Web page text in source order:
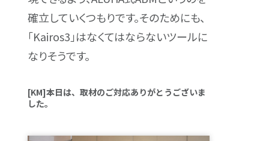
確立していくつもりです。そのためにも、
「Kairos3」はなくてはならないツールに
なりそうです。
[KM]本日は、取材のご対応ありがとうございま
した。